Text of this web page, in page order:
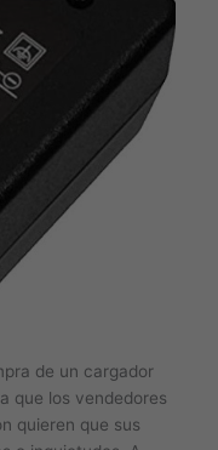
de un cargador
que los vendedores
quieren que sus